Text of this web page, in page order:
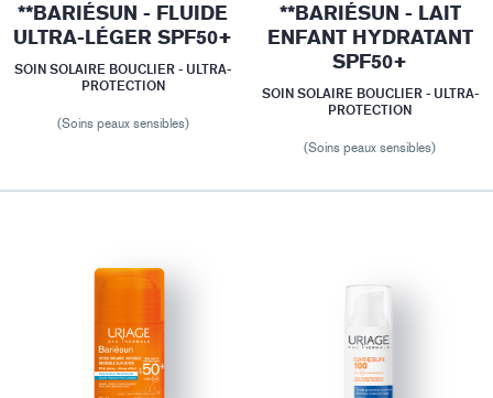
**BARIÉSUN - FLUIDE
ULTRA-LÉGER SPF50+
SOIN SOLAIRE BOUCLIER - ULTRA-
PROTECTION
(Soins peaux sensibles)
**BARIÉSUN - LAIT
ENFANT HYDRATANT
SPF50+
SOIN SOLAIRE BOUCLIER - ULTRA-
PROTECTION
(Soins peaux sensibles)